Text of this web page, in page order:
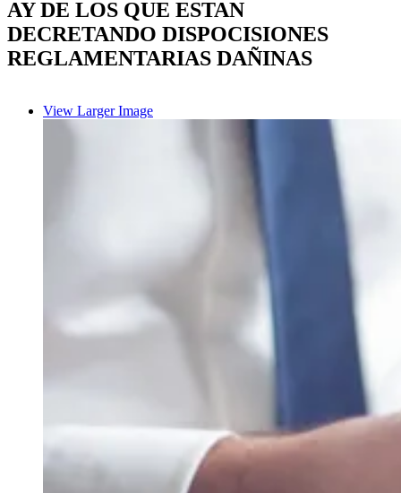
AY DE LOS QUE ESTAN
DECRETANDO DISPOCISIONES
REGLAMENTARIAS DAÑINAS
View Larger Image